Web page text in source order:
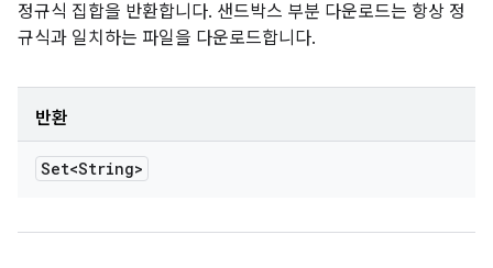
정규식 집합을 반환합니다. 샌드박스 부분 다운로드는 항상 정
규식과 일치하는 파일을 다운로드합니다.
반환
Set<String>